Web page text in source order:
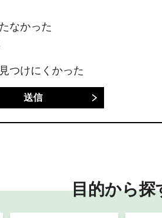
なかった
つけにくかった
目的から探